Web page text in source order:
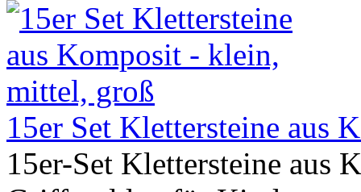
15er Set Klettersteine aus
15er-Set Klettersteine aus